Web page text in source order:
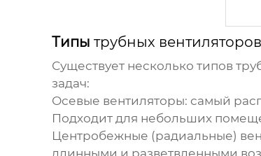
Типы трубных вентиляторов
Существует несколько типов
задач:
Осевые вентиляторы: самый
Подходит для небольших
Центробежные (радиальные)